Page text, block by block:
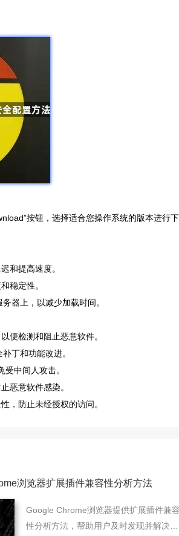
按钮，选择适合您操作系统的版本进行下
和提高速度。
稳定性。
器上，以减少加载时间。
便检测和阻止恶意软件。
丁和功能改进。
中间人攻击。
恶意软件感染。
，防止未经授权的访问。
浏览器扩展插件兼容性分析方法
Google Chrome浏览器提供扩展插件兼
性分析方法，帮助用户及时发现并解决冲